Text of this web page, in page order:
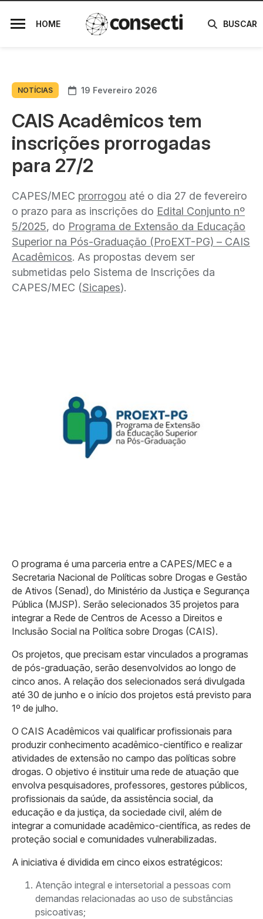
HOME BUSCAR
NOTÍCIAS 19 Fevereiro 2026
CAIS Acadêmicos tem
inscrições prorrogadas
para 27/2
CAPES/MEC prorrogou até o dia 27 de fevereiro
o prazo para as inscrições do Edital Conjunto nº
5/2025, do Programa de Extensão da Educação
Superior na Pós-Graduação (ProEXT-PG) – CAIS
Acadêmicos. As propostas devem ser
submetidas pelo Sistema de Inscrições da
CAPES/MEC (Sicapes).
O programa é uma parceria entre a CAPES/MEC e a
Secretaria Nacional de Políticas sobre Drogas e Gestão
de Ativos (Senad), do Ministério da Justiça e Segurança
Pública (MJSP). Serão selecionados 35 projetos para
integrar a Rede de Centros de Acesso a Direitos e
Inclusão Social na Política sobre Drogas (CAIS).
Os projetos, que precisam estar vinculados a programas
de pós-graduação, serão desenvolvidos ao longo de
cinco anos. A relação dos selecionados será divulgada
até 30 de junho e o início dos projetos está previsto para
1º de julho.
O CAIS Acadêmicos vai qualificar profissionais para
produzir conhecimento acadêmico-científico e realizar
atividades de extensão no campo das políticas sobre
drogas. O objetivo é instituir uma rede de atuação que
envolva pesquisadores, professores, gestores públicos,
profissionais da saúde, da assistência social, da
educação e da justiça, da sociedade civil, além de
integrar a comunidade acadêmico-científica, as redes de
proteção social e comunidades vulnerabilizadas.
A iniciativa é dividida em cinco eixos estratégicos:
Atenção integral e intersetorial a pessoas com
demandas relacionadas ao uso de substâncias
psicoativas;